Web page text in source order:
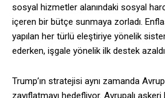
sosyal hizmetler alanındaki sosyal
içeren bir bütçe sunmaya zorladı.
yapılan her türlü eleştiriye yönelik
ederken, işgale yönelik ilk destek
Trump’ın stratejisi aynı zamanda
zayıflatmayı hedefliyor. Avrupalı